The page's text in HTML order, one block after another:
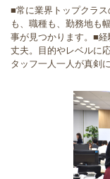
■常に業界トップクラ
も、職種も、勤務地も
事が見つかります。■
丈夫。目的やレベルに
タッフ一人一人が真剣